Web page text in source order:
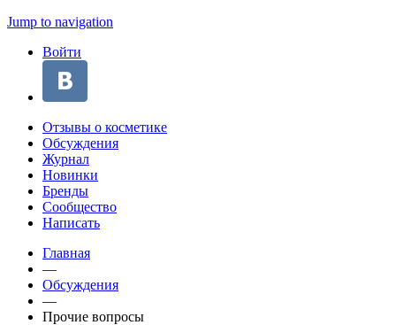
Jump to navigation
Войти
Отзывы о косметике
Обсуждения
Журнал
Новинки
Бренды
Сообщество
Написать
Главная
—
Обсуждения
—
Прочие вопросы